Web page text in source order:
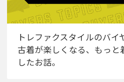
トレファクスタイルのバイ
古着が楽しくなる、もっと
したお話。